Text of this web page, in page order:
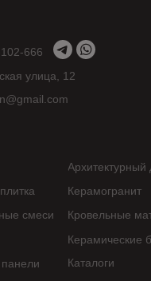
Архитектурный
Керамогранит
смеси
Каталоги
666
Кровельные
Керамические
улица, 12